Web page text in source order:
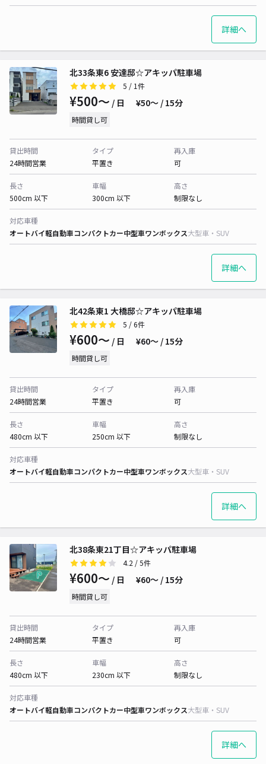
詳細へ
北33条東6 安達邸☆アキッパ駐車場
5 / 1件
¥500〜 / 日 ¥50〜 / 15分
時間貸し可
貸出時間
24時間営業
タイプ
平置き
再入庫
可
長さ
500cm 以下
車幅
300cm 以下
高さ
制限なし
対応車種
オートバイ軽自動車コンパクトカー中型車ワンボックス大型車・SUV
詳細へ
北42条東1 大橋邸☆アキッパ駐車場
5 / 6件
¥600〜 / 日 ¥60〜 / 15分
時間貸し可
貸出時間
24時間営業
タイプ
平置き
再入庫
可
長さ
480cm 以下
車幅
250cm 以下
高さ
制限なし
対応車種
オートバイ軽自動車コンパクトカー中型車ワンボックス大型車・SUV
詳細へ
北38条東21丁目☆アキッパ駐車場
4.2 / 5件
¥600〜 / 日 ¥60〜 / 15分
時間貸し可
貸出時間
24時間営業
タイプ
平置き
再入庫
可
長さ
480cm 以下
車幅
230cm 以下
高さ
制限なし
対応車種
オートバイ軽自動車コンパクトカー中型車ワンボックス大型車・SUV
詳細へ